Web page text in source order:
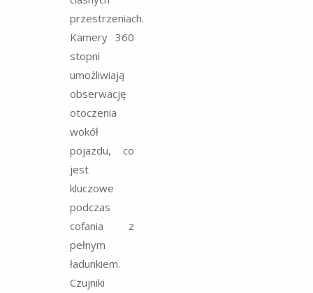
przestrzeniach.
Kamery 360
stopni
umożliwiają
obserwację
otoczenia
wokół
pojazdu, co
jest
kluczowe
podczas
cofania z
pełnym
ładunkiem.
Czujniki